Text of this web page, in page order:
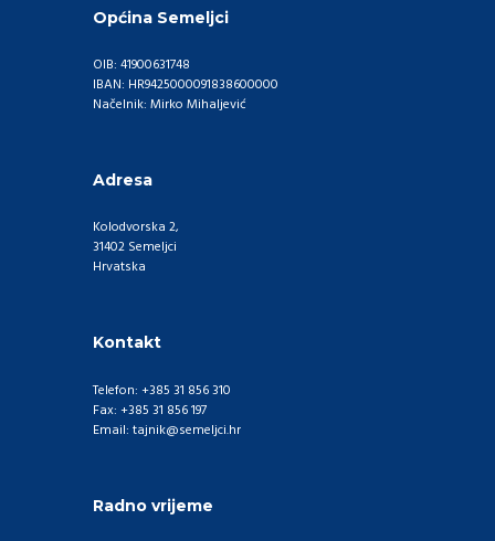
Općina Semeljci
OIB: 41900631748
IBAN: HR9425000091838600000
Načelnik: Mirko Mihaljević
Adresa
Kolodvorska 2,
31402 Semeljci
Hrvatska
Kontakt
Telefon: +385 31 856 310
Fax: +385 31 856 197
Email: tajnik@semeljci.hr
Radno vrijeme